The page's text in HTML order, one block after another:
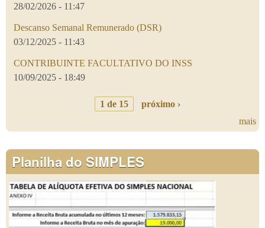
28/02/2026 - 11:47
Descanso Semanal Remunerado (DSR)
03/12/2025 - 11:43
CONTRIBUINTE FACULTATIVO DO INSS
10/09/2025 - 18:49
1 de 15
próximo ›
mais
Planilha do SIMPLES